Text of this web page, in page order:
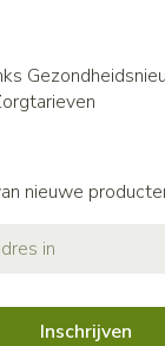
nieuwe
Inschrijven